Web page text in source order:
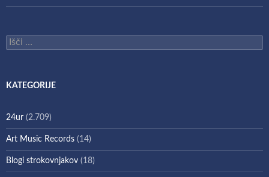
Išči:
KATEGORIJE
24ur (2.709)
Art Music Records (14)
Blogi strokovnjakov (18)